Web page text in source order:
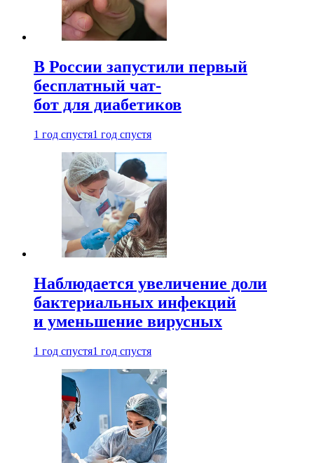
В России запустили первый
бесплатный чат-
бот для диабетиков
1 год спустя1 год спустя
Наблюдается увеличение доли
бактериальных инфекций
и уменьшение вирусных
1 год спустя1 год спустя